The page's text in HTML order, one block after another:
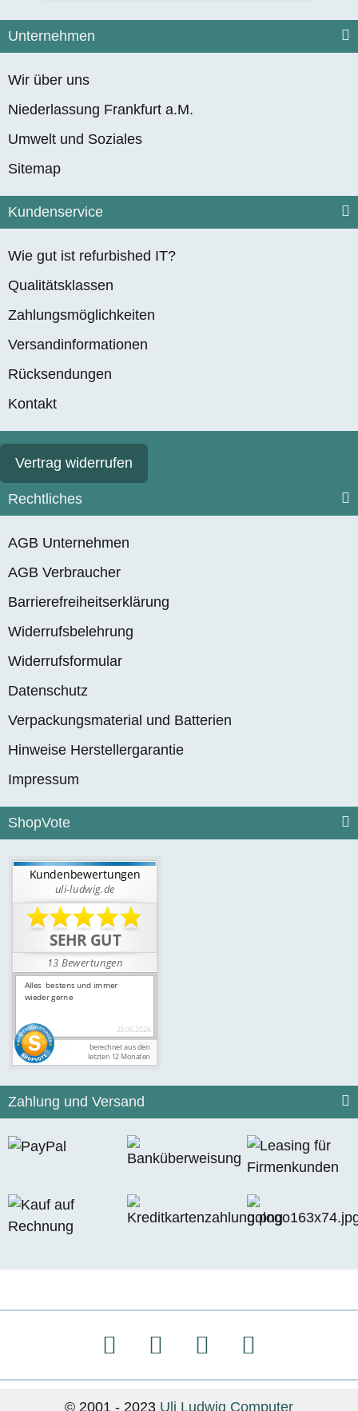
Unternehmen
Wir über uns
Niederlassung Frankfurt a.M.
Umwelt und Soziales
Sitemap
Kundenservice
Wie gut ist refurbished IT?
Qualitätsklassen
Zahlungsmöglichkeiten
Versandinformationen
Rücksendungen
Kontakt
Vertrag widerrufen
Rechtliches
AGB Unternehmen
AGB Verbraucher
Barrierefreiheitserklärung
Widerrufsbelehrung
Widerrufsformular
Datenschutz
Verpackungsmaterial und Batterien
Hinweise Herstellergarantie
Impressum
ShopVote
Zahlung und Versand
© 2001 - 2023 Uli Ludwig Computer